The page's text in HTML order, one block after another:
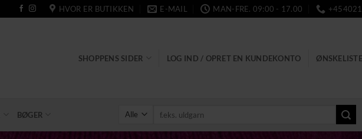
HVOR ER BUTIKKEN E-MAIL MAN-FRE. 09:00 - 17.00
SHOPPENS SIDER LOG IND / OPRET EN KUNDEKONTO ØNSKELISTE
BØGER
Søg